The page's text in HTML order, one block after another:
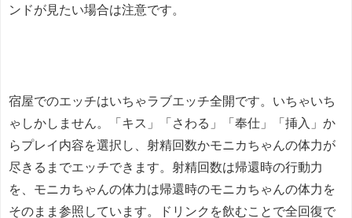
ンドが見たい場合は注意です。
宿屋でのエッチはいちゃラブエッチ全開です。いちゃいち
ゃしかしません。「キス」「さわる」「奉仕」「挿入」か
らプレイ内容を選択し、射精回数かモニカちゃんの体力が
尽きるまでエッチできます。射精回数は帰還時の行動力
を、モニカちゃんの体力は帰還時のモニカちゃんの体力を
そのまま参照しています。ドリンクを飲むことで全回復で